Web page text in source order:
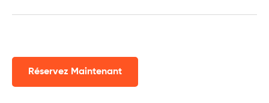
Réservez Maintenant